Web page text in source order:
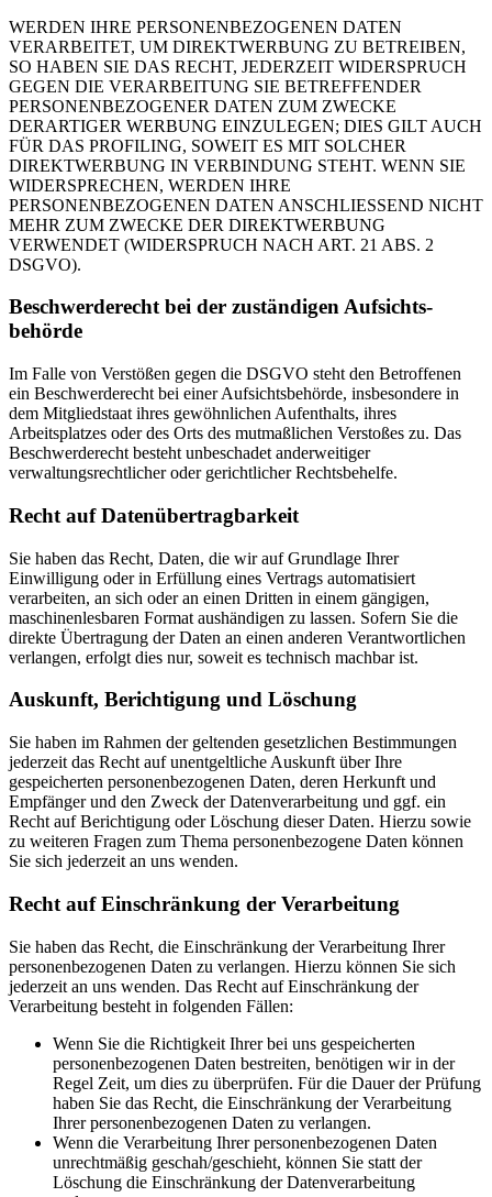
WERDEN IHRE PERSONENBEZOGENEN DATEN
VERARBEITET, UM DIREKTWERBUNG ZU BETREIBEN,
SO HABEN SIE DAS RECHT, JEDERZEIT WIDERSPRUCH
GEGEN DIE VERARBEITUNG SIE BETREFFENDER
PERSONENBEZOGENER DATEN ZUM ZWECKE
DERARTIGER WERBUNG EINZULEGEN; DIES GILT AUCH
FÜR DAS PROFILING, SOWEIT ES MIT SOLCHER
DIREKTWERBUNG IN VERBINDUNG STEHT. WENN SIE
WIDERSPRECHEN, WERDEN IHRE
PERSONENBEZOGENEN DATEN ANSCHLIESSEND NICHT
MEHR ZUM ZWECKE DER DIREKTWERBUNG
VERWENDET (WIDERSPRUCH NACH ART. 21 ABS. 2
DSGVO).
Beschwerde­recht bei der zuständigen Aufsichts­
behörde
Im Falle von Verstößen gegen die DSGVO steht den Betroffenen
ein Beschwerderecht bei einer Aufsichtsbehörde, insbesondere in
dem Mitgliedstaat ihres gewöhnlichen Aufenthalts, ihres
Arbeitsplatzes oder des Orts des mutmaßlichen Verstoßes zu. Das
Beschwerderecht besteht unbeschadet anderweitiger
verwaltungsrechtlicher oder gerichtlicher Rechtsbehelfe.
Recht auf Daten­übertrag­barkeit
Sie haben das Recht, Daten, die wir auf Grundlage Ihrer
Einwilligung oder in Erfüllung eines Vertrags automatisiert
verarbeiten, an sich oder an einen Dritten in einem gängigen,
maschinenlesbaren Format aushändigen zu lassen. Sofern Sie die
direkte Übertragung der Daten an einen anderen Verantwortlichen
verlangen, erfolgt dies nur, soweit es technisch machbar ist.
Auskunft, Berichtigung und Löschung
Sie haben im Rahmen der geltenden gesetzlichen Bestimmungen
jederzeit das Recht auf unentgeltliche Auskunft über Ihre
gespeicherten personenbezogenen Daten, deren Herkunft und
Empfänger und den Zweck der Datenverarbeitung und ggf. ein
Recht auf Berichtigung oder Löschung dieser Daten. Hierzu sowie
zu weiteren Fragen zum Thema personenbezogene Daten können
Sie sich jederzeit an uns wenden.
Recht auf Einschränkung der Verarbeitung
Sie haben das Recht, die Einschränkung der Verarbeitung Ihrer
personenbezogenen Daten zu verlangen. Hierzu können Sie sich
jederzeit an uns wenden. Das Recht auf Einschränkung der
Verarbeitung besteht in folgenden Fällen:
Wenn Sie die Richtigkeit Ihrer bei uns gespeicherten
personenbezogenen Daten bestreiten, benötigen wir in der
Regel Zeit, um dies zu überprüfen. Für die Dauer der Prüfung
haben Sie das Recht, die Einschränkung der Verarbeitung
Ihrer personenbezogenen Daten zu verlangen.
Wenn die Verarbeitung Ihrer personenbezogenen Daten
unrechtmäßig geschah/geschieht, können Sie statt der
Löschung die Einschränkung der Datenverarbeitung